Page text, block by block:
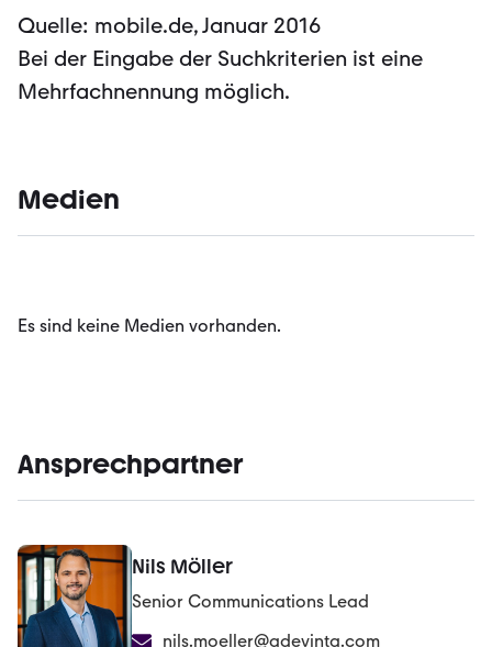
Quelle: mobile.de, Januar 2016
Bei der Eingabe der Suchkriterien ist eine
Mehrfachnennung möglich.
Medien
Es sind keine Medien vorhanden.
Ansprechpartner
Nils Möller
Senior Communications Lead
nils.moeller@adevinta.com